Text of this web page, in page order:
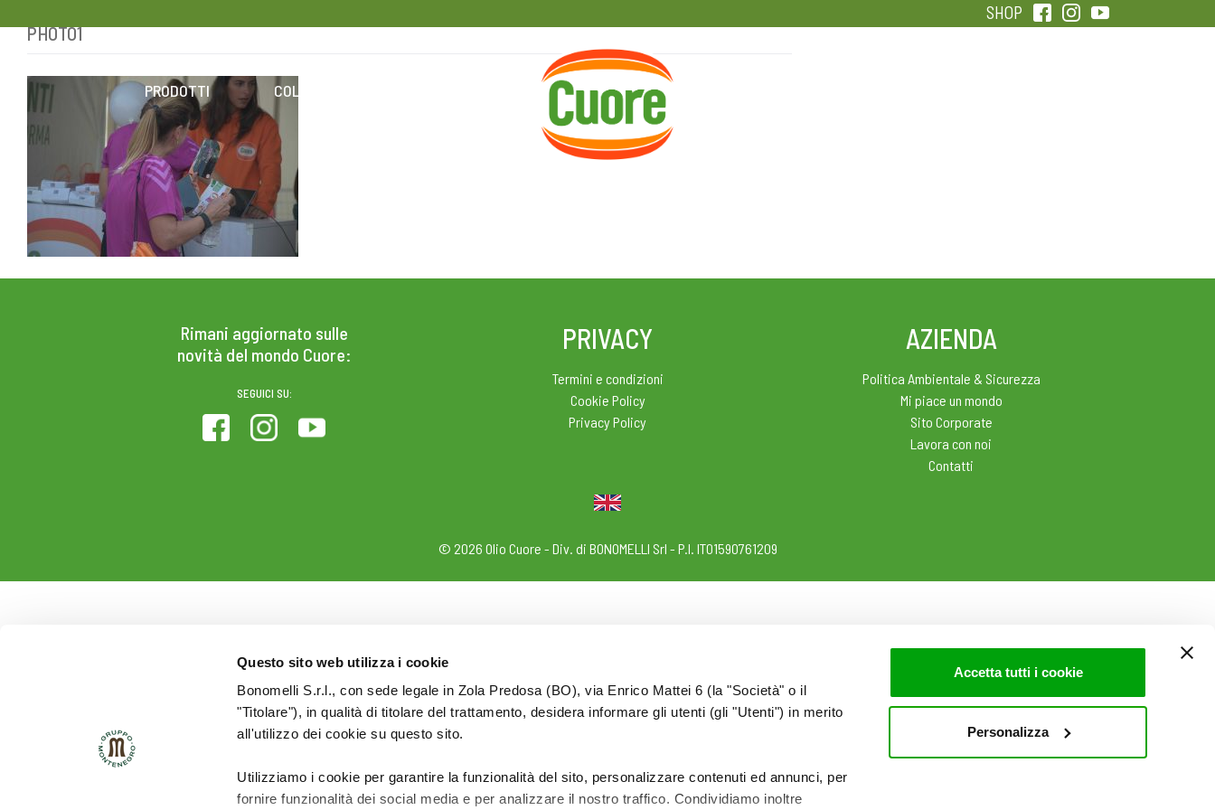
Questo sito web utilizza i cookie
Bonomelli S.r.l., con sede legale in Zola Predosa (BO), via Enrico Mattei 6 (la "Società" o il
"Titolare"), in qualità di titolare del trattamento, desidera informare gli utenti (gli "Utenti") in merito
all'utilizzo dei cookie su questo sito.
Utilizziamo i cookie per garantire la funzionalità del sito, personalizzare contenuti ed annunci, per
fornire funzionalità dei social media e per analizzare il nostro traffico. Condividiamo inoltre
Accetta tutti i cookie
Personalizza
Skip
content
SHOP
PRODOTTI COLESTEROLO
HOME
PHOTO1
Rimani aggiornato sulle
novità del mondo Cuore:
SEGUICI SU:
PRIVACY
Termini e condizioni
Cookie Policy
Privacy Policy
AZIENDA
Politica Ambientale & Sicurezza
Mi piace un mondo
Sito Corporate
Lavora con noi
Contatti
© 2026 Olio Cuore - Div. di BONOMELLI Srl - P.I. IT01590761209